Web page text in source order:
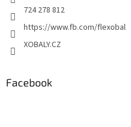
724 278 812
https://www.fb.com/flexobal
XOBALY.CZ
Facebook